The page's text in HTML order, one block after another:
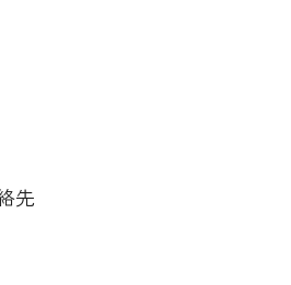
先